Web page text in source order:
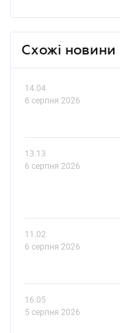
Схожі новини
14.04
6 серпня 2026
13.13
6 серпня 2026
11.02
6 серпня 2026
16.05
5 серпня 2026